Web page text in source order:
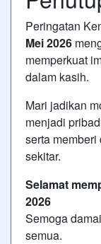
Peringatan
Mei 2026
memperkuat
dalam kasih.
Mari jadikan
menjadi
serta
sekitar.
Selamat
2026
Semoga
semua.